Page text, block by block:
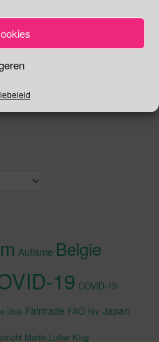
cookies te
Autisme Belgie
19 COVID-19-
Unie Fairtrade FAO hiv Japan
Martin Luther King